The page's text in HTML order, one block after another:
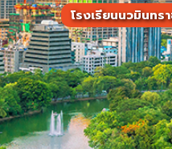
โรงเรียนนวมินท